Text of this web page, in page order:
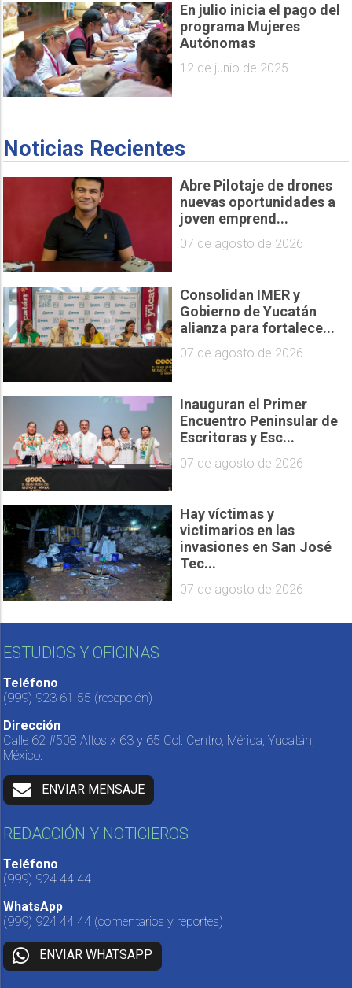
En julio inicia el pago del
programa Mujeres
Autónomas
12 de junio de 2025
Noticias Recientes
Abre Pilotaje de drones
nuevas oportunidades a
joven emprend...
07 de agosto de 2026
Consolidan IMER y
Gobierno de Yucatán
alianza para fortalece...
07 de agosto de 2026
Inauguran el Primer
Encuentro Peninsular de
Escritoras y Esc...
07 de agosto de 2026
Hay víctimas y
victimarios en las
invasiones en San José
Tec...
07 de agosto de 2026
ESTUDIOS Y OFICINAS
Teléfono
(999) 923 61 55 (recepción)
Dirección
Calle 62 #508 Altos x 63 y 65 Col. Centro, Mérida, Yucatán,
México.
ENVIAR MENSAJE
REDACCIÓN Y NOTICIEROS
Teléfono
(999) 924 44 44
WhatsApp
(999) 924 44 44 (comentarios y reportes)
ENVIAR WHATSAPP